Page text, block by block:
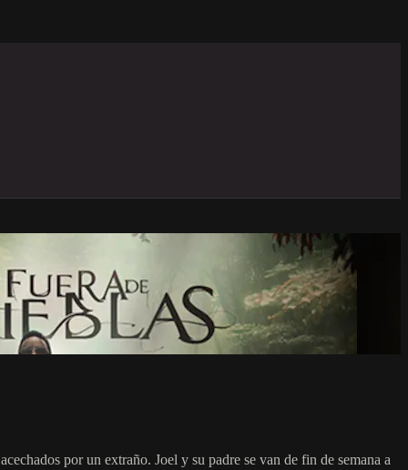
por un extraño. Joel y su padre se van de fin de semana a